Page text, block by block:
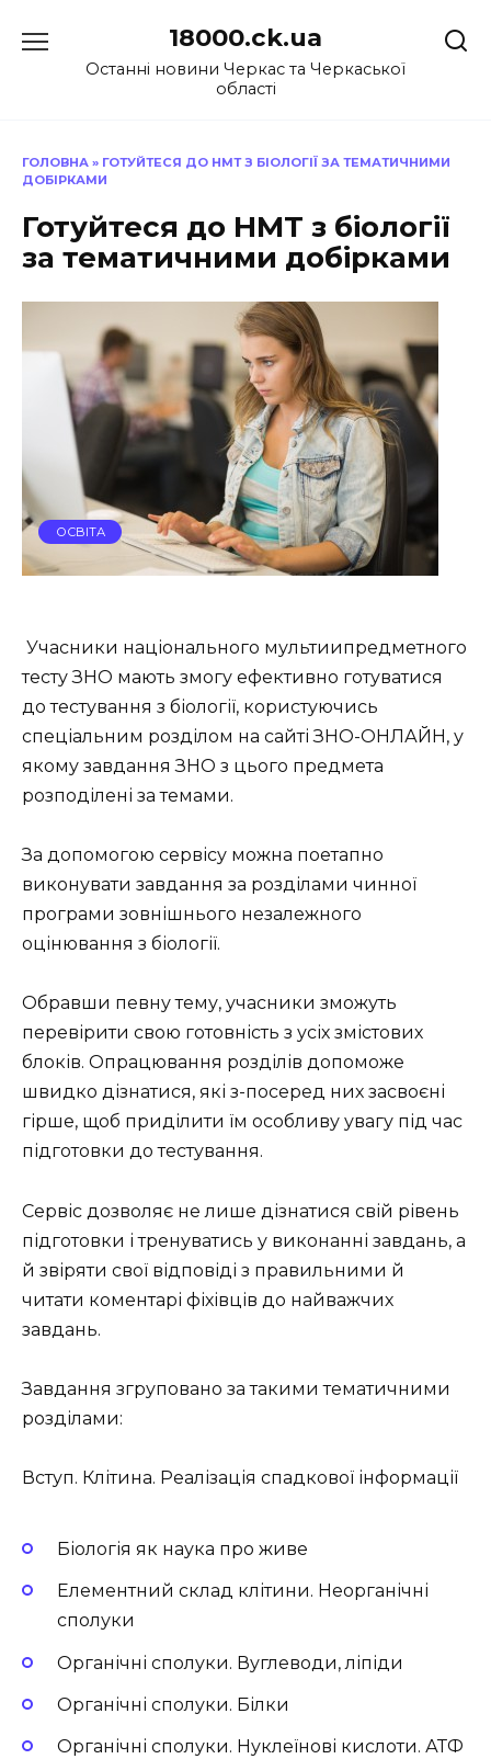
до
18000.ck.ua
Останні новини Черкас та Черкаської
області
ГОЛОВНА » ГОТУЙТЕСЯ ДО НМТ З БІОЛОГІЇ ЗА ТЕМАТИЧНИМИ
ДОБІРКАМИ
Готуйтеся до НМТ з біології
за тематичними добірками
ОСВІТА
Учасники національного мультиипредметного
тесту ЗНО мають змогу ефективно готуватися
до тестування з біології, користуючись
спеціальним розділом на сайті ЗНО-ОНЛАЙН, у
якому завдання ЗНО з цього предмета
розподілені за темами.
За допомогою сервісу можна поетапно
виконувати завдання за розділами чинної
програми зовнішнього незалежного
оцінювання з біології.
Обравши певну тему, учасники зможуть
перевірити свою готовність з усіх змістових
блоків. Опрацювання розділів допоможе
швидко дізнатися, які з-посеред них засвоєні
гірше, щоб приділити їм особливу увагу під час
підготовки до тестування.
Сервіс дозволяє не лише дізнатися свій рівень
підготовки і тренуватись у виконанні завдань, а
й звіряти свої відповіді з правильними й
читати коментарі фіхівців до найважчих
завдань.
Завдання згруповано за такими тематичними
розділами:
Вступ. Клітина. Реалізація спадкової інформації
Біологія як наука про живе
Елементний склад клітини. Неорганічні
сполуки
Органічні сполуки. Вуглеводи, ліпіди
Органічні сполуки. Білки
Органічні сполуки. Нуклеїнові кислоти. АТФ